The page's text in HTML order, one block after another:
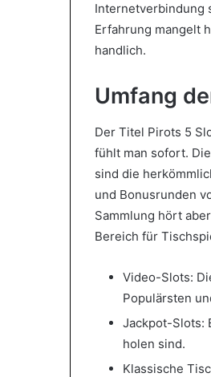
Internetverbindung
Erfahrung mangelt
handlich.
Umfang
Der Titel Pirots 5
fühlt man sofort.
sind die
und Bonusrunden
Sammlung hört
Bereich für
Video-Slots:
Populärsten
Jackpot-Slots:
holen sind.
Klassische